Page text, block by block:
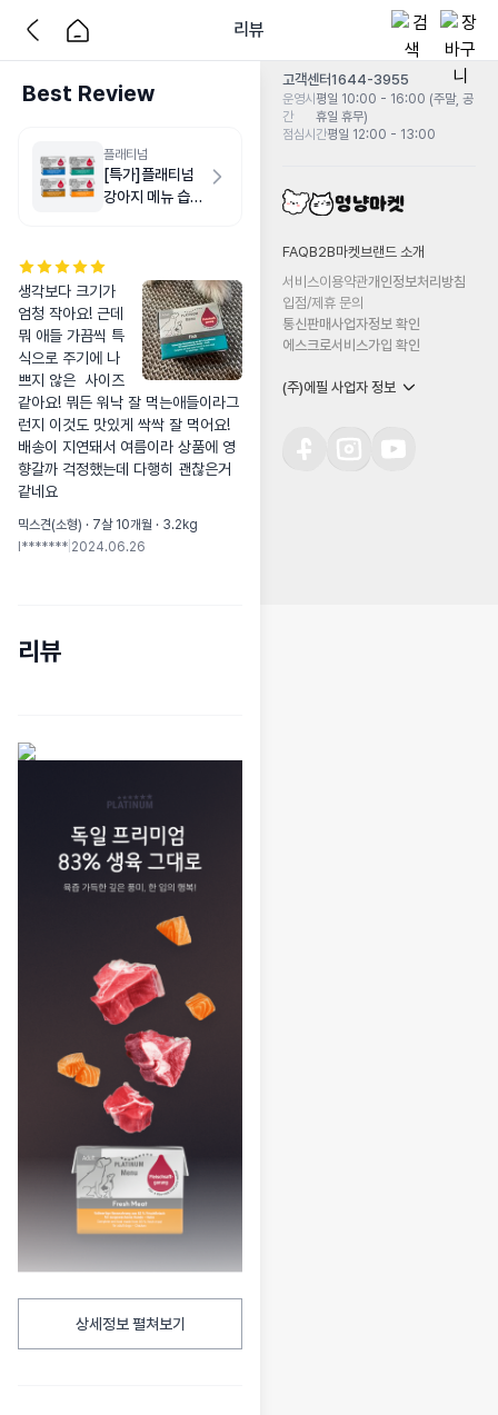
리뷰
Best Review
플래티넘
[특가]플래티넘
강아지 메뉴 습식
생각보다 크기가
엄청 작아요! 근데
뭐 애들 가끔씩 특
식으로 주기에 나
쁘지 않은  사이즈
같아요! 뭐든 워낙 잘 먹는애들이라그
런지 이것도 맛있게 싹싹 잘 먹어요!
배송이 지연돼서 여름이라 상품에 영
향갈까 걱정했는데 다행히 괜찮은거
같네요
믹스견(소형) · 7살 10개월 · 3.2kg
I******* 2024.06.26
리뷰
상세정보 펼쳐보기
고객센터1644-3955
운영시
간
평일 10:00 - 16:00 (주말, 공
휴일 휴무)
점심시간평일 12:00 - 13:00
FAQB2B마켓 브랜드 소개
서비스이용약관개인정보처리방침
입점/제휴 문의
통신판매사업자정보 확인
에스크로서비스가입 확인
(주)에필 사업자 정보